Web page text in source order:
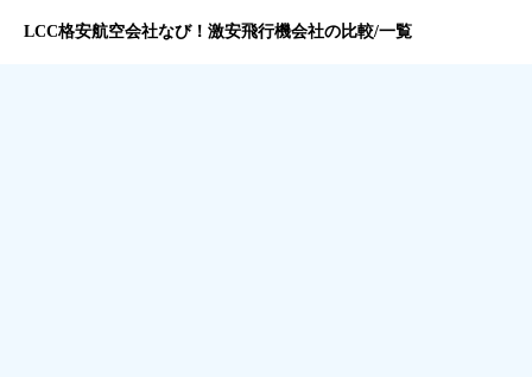
LCC格安航空会社なび！激安飛行機会社の比較/一覧